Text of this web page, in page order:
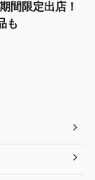
間限定出店！
も